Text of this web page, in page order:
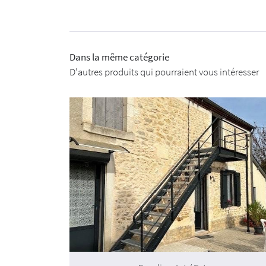
Dans la même catégorie
D'autres produits qui pourraient vous intéresser